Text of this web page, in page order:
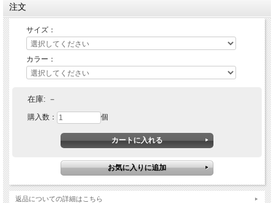
COOTIE (クーティー) Finx Cotton Cordlane Bucket Hat
注文
サイズ：
カラー：
在庫: －
購入数： 個
返品についての詳細はこちら